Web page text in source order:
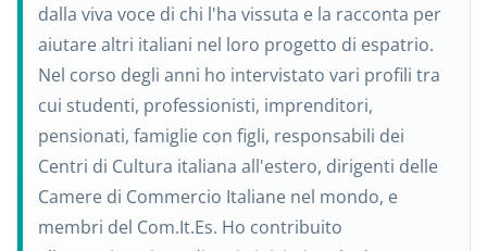
dalla viva voce di chi l'ha vissuta e la racconta per
aiutare altri italiani nel loro progetto di espatrio.
Nel corso degli anni ho intervistato vari profili tra
cui studenti, professionisti, imprenditori,
pensionati, famiglie con figli, responsabili dei
Centri di Cultura italiana all'estero, dirigenti delle
Camere di Commercio Italiane nel mondo, e
membri del Com.It.Es. Ho contribuito